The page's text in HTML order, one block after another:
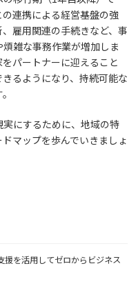
連携による経営基盤の強
雇用関連の手続きなど、事
雑な事務作業が増加しま
パートナーに迎えること
るようになり、持続可能な
にするために、地域の特
マップを歩んでいきましょ
を活用してゼロからビジネス